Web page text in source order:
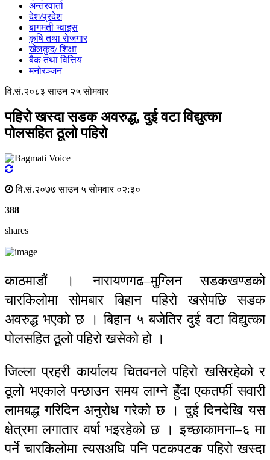
अन्तरवार्ता
देश/प्रदेश
बागमती भ्वाइस
कृृषि तथा राेजगार
खेलकुद/ शिक्षा
बैक तथा वित्तिय
मनोरञ्जन
वि.सं.२०८३ साउन २५ सोमवार
पहिरो खस्दा सडक अवरुद्ध, दुई वटा विद्युत्का
पोलसहित ठूलो पहिरो
वि.सं.२०७७ साउन ५ सोमवार ०२:३०
388
shares
काठमाडौं । नारायणगढ–मुग्लिन सडकखण्डको
चारकिलोमा सोमबार बिहान पहिरो खसेपछि सडक
अवरुद्ध भएको छ । बिहान ५ बजेतिर दुई वटा विद्युत्का
पोलसहित ठूलो पहिरो खसेको हो ।
जिल्ला प्रहरी कार्यालय चितवनले पहिरो खसिरहेको र
ठूलो भएकाले पन्छाउन समय लाग्ने हुँदा एकतर्फी सवारी
लामबद्ध गरिदिन अनुरोध गरेको छ । दुई दिनदेखि यस
क्षेत्रमा लगातार वर्षा भइरहेको छ । इच्छाकामना–६ मा
पर्ने चारकिलोमा त्यसअघि पनि पटकपटक पहिरो खस्दा